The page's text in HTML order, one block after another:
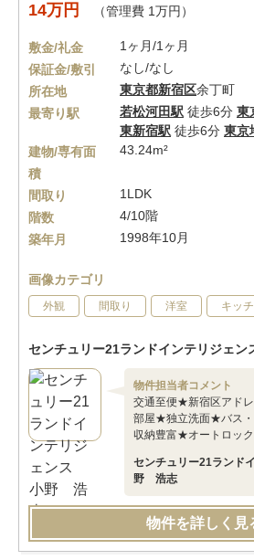
14万円 （管理費 1万円）
敷金/礼金
1ヶ月/1ヶ月
保証金/敷引
なし/なし
所在地
東京都新宿区余丁町
最寄り駅
若松河田駅 徒歩6分 東
東新宿駅 徒歩6分 東京
建物/専有面
積
43.24m²
間取り
1LDK
階数
4/10階
築年月
1998年10月
画像カテゴリ
外観 間取り 洋室 キッ
センチュリー21ランドインテリジェン
物件担当者コメント
交通至便★新宿区アド
部屋★独立洗面★バス
収納豊富★オートロッ
センチュリー21ランド
野 浩志
物件を詳しく見